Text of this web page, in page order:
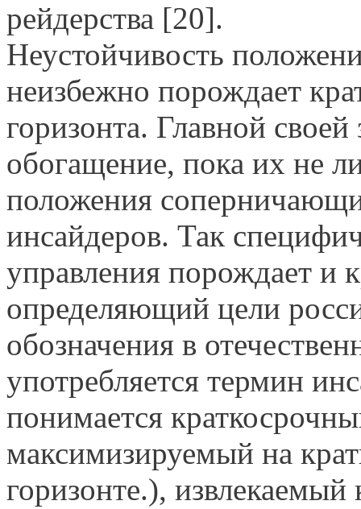
рейдерства [20].
Неустойчивость
неизбежно порождает
горизонта. Главной
обогащение, пока их не
положения
инсайдеров. Так
управления порождает и
определяющий цели
обозначения в
употребляется термин
понимается
максимизируемый на
горизонте.),